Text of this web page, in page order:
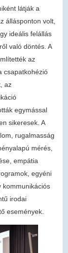
látják a
állásponton volt,
ideális felállás
való döntés. A
az
csapatkohézió
az
egymással
sikeresek. A
rugalmasság
mérés,
empátia
egyéni
kommunikációs
irodai
események.